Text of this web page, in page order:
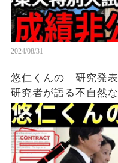
2024/08/31
悠仁くんの「研究発
研究者が語る不自然